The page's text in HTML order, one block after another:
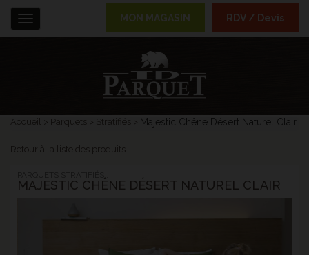
Accueil Parquets Stratifiés Majestic Chêne Désert Naturel Clair
Retour à la liste des produits
MAJESTIC CHÊNE DÉSERT NATUREL CLAIR
Menu MON MAGASIN RDV / Devis